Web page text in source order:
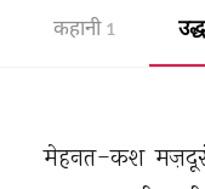
कहानी 1
मेहनत-कश